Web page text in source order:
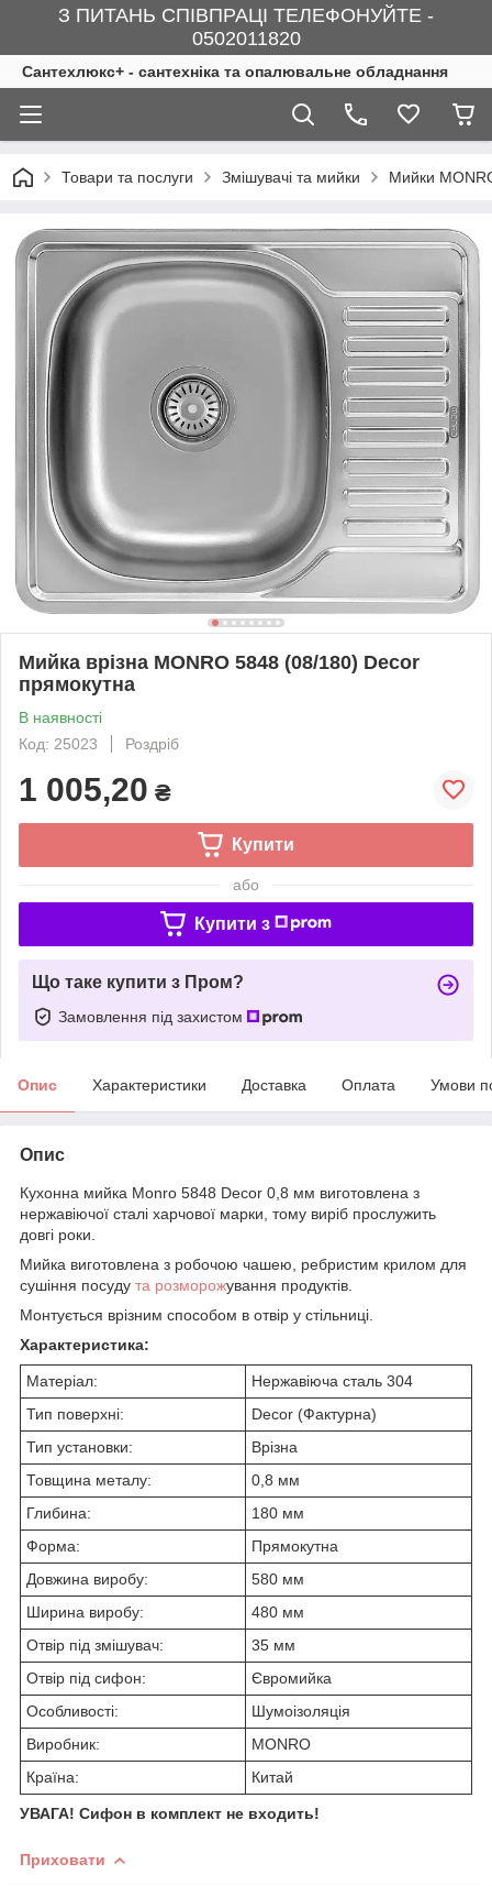
З ПИТАНЬ СПІВПРАЦІ ТЕЛЕФОНУЙТЕ -
0502011820
Сантехлюкс+ - сантехніка та опалювальне обладнання
Товари та послуги Змішувачі та мийки Мийки
Мийка врізна MONRO 5848 (08/180) Decor
прямокутна
В наявності
Код: 25023
Роздріб
1 005,20 ₴
Купити
або
Купити з
Що таке купити з Пром?
Замовлення під захистом
Опис Характеристики Доставка Оплата Умови
Опис
Кухонна мийка Monro 5848 Decor 0,8 мм виготовлена з
нержавіючої сталі харчової марки, тому виріб прослужить
довгі роки.
Мийка виготовлена з робочою чашею, ребристим крилом для
сушіння посуду та розморожування продуктів.
Монтується врізним способом в отвір у стільниці.
Характеристика:
Матеріал:
Нержавіюча сталь 304
Тип поверхні:
Decor (Фактурна)
Тип установки:
Врізна
Товщина металу:
0,8 мм
Глибина:
180 мм
Форма:
Прямокутна
Довжина виробу:
580 мм
Ширина виробу:
480 мм
Отвір під змішувач:
35 мм
Отвір під сифон:
Євромийка
Особливості:
Шумоізоляція
Виробник:
MONRO
Країна:
Китай
УВАГА! Сифон в комплект не входить!
Приховати